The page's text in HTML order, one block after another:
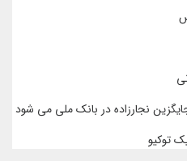
نجارزاده در بانک ملی می شود
توکیو